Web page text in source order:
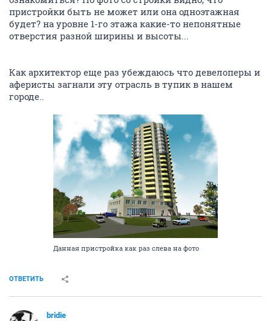
теперь от нас отгородились домофоном, стальной
дверью и охраной (причем за нас же счет). В офис
придешь - дольщиков еще не всегда и пустят. Но
отгородились не только от нас - дольщиков, но и от
уши вешают - типо удивляются- почему же они не
строят. А все просто - бесплатно никто не хочет
строить). Не все могут судиться, т.к. - часть
неквалифицированные работяги, а часть - вообще -
иностранные рабочие. Повозмущаются, что не
платят, да и уходят. (но есть информация, что все-
таки и среди них находятся, кто судится).
А Юлия Сергеевна не рассказывала, как еще осенью
2012г, (тогда еще - думали, что "впреддверии" сдачи
дома по дду), когда дольщики спросили ее: "почему
так медленно строится?" Юлия Сергеевна нагло
ответила: "Что вы тут ходите? Что вы тут за нами
следите?" А теперь понимаю, что мало ходили, мало
следили - за такими как семья Кармановых - надо
А теперь - забегали, т.к. нависла угроза
отвественности.